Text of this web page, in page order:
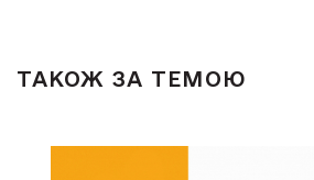
ТАКОЖ ЗА ТЕМОЮ